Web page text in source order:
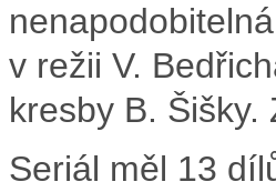
v režii V.
kresby B.
Seriál měl 13